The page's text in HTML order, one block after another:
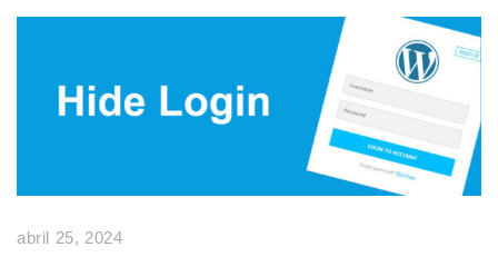
abril 25, 2024